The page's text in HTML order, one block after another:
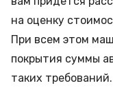
на оценку
При всем этом
покрытия суммы
таких требований.